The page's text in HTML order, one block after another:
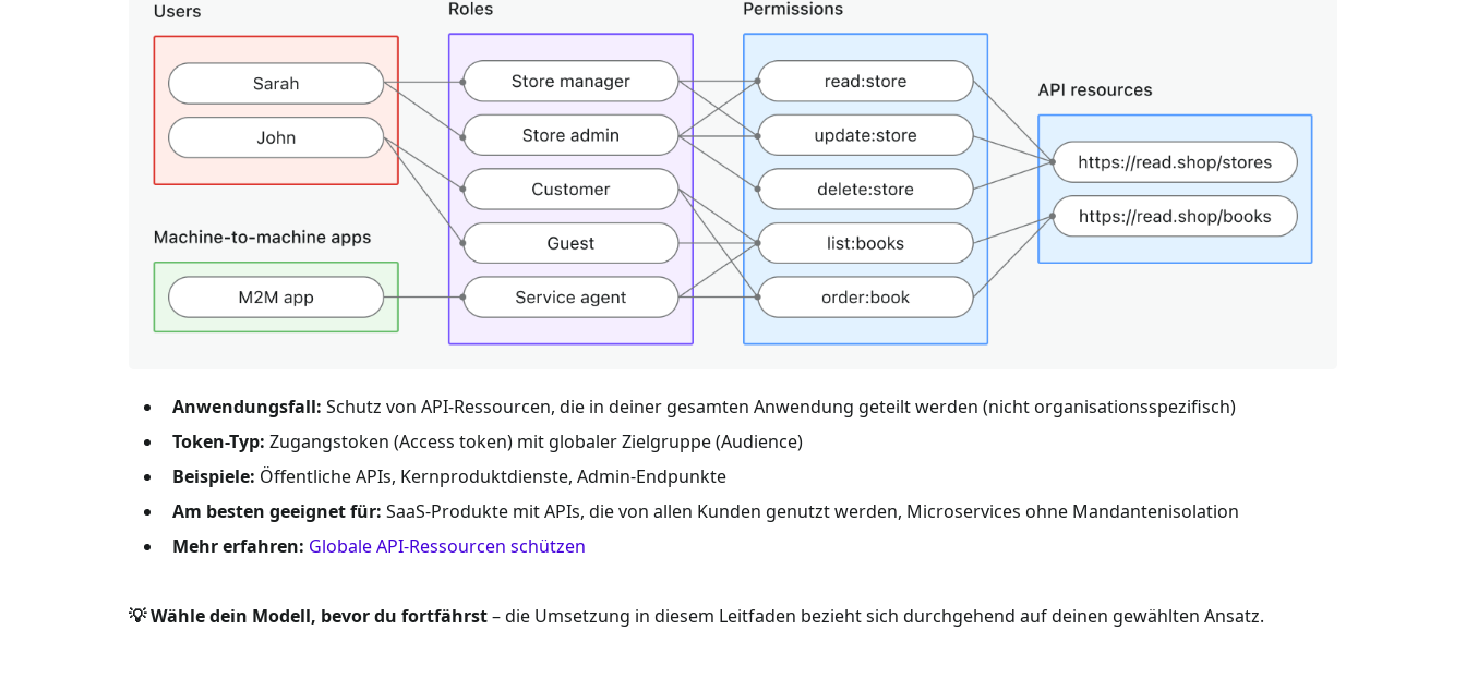
Anwendungsfall: Schutz von API-Ressourcen, die in deiner gesamten Anwendung geteilt werden (nicht organisationsspezifisch)
Token-Typ: Zugangstoken (Access token) mit globaler Zielgruppe (Audience)
Beispiele: Öffentliche APIs, Kernproduktdienste, Admin-Endpunkte
Am besten geeignet für: SaaS-Produkte mit APIs, die von allen Kunden genutzt werden, Microservices ohne Mandantenisolation
Mehr erfahren: Globale API-Ressourcen schützen
💡 Wähle dein Modell, bevor du fortfährst– die Umsetzung in diesem Leitfaden bezieht sich durchgehend auf deinen gewählten Ansatz.